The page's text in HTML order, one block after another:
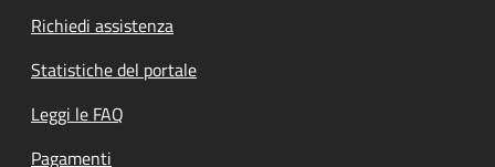
Richiedi assistenza
Statistiche del portale
Leggi le FAQ
Pagamenti